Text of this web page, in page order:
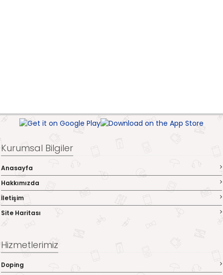
Kurumsal Bilgiler
Anasayfa
Hakkımızda
İletişim
Site Haritası
Hizmetlerimiz
Doping